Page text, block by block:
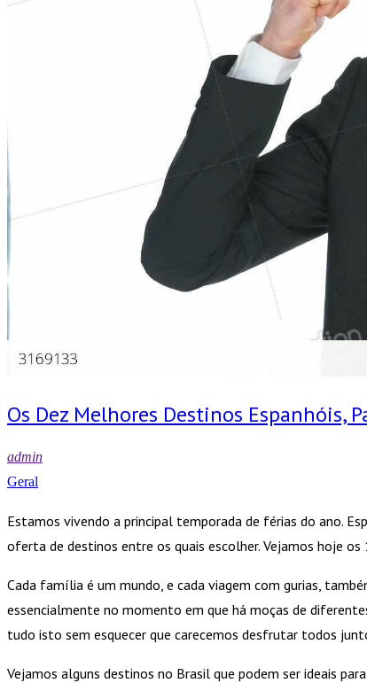
Os Dez Melhores Destinos Espanhóis,
admin
Geral
Estamos vivendo a principal temporada de férias do ano.
oferta de destinos entre os quais escolher. Vejamos hoje
Cada família é um mundo, e cada viagem com gurias,
essencialmente no momento em que há moças de
tudo isto sem esquecer que carecemos desfrutar todos
Vejamos alguns destinos no Brasil que podem ser ideais